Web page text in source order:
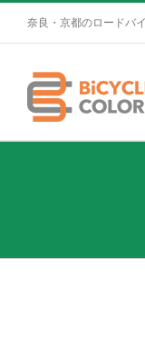
奈良・京都のロードバ